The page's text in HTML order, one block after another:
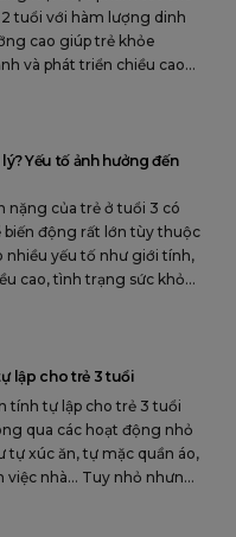
tuổi với hàm lượng dinh
cao giúp trẻ khỏe
và phát triển chiều cao
Yếu tố ảnh hưởng đến
nặng của trẻ ở tuổi 3 có
biến động rất lớn tùy thuộc
nhiều yếu tố như giới tính,
cao, tình trạng sức khỏe
lập cho trẻ 3 tuổi
tính tự lập cho trẻ 3 tuổi
qua các hoạt động nhỏ
tự xúc ăn, tự mặc quần áo,
việc nhà… Tuy nhỏ nhưng